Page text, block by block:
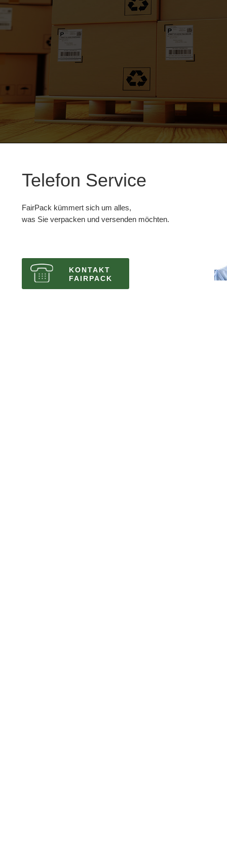
Telefon Service
FairPack kümmert sich um alles,
was Sie verpacken und versenden möchten.
KONTAKT
FAIRPACK